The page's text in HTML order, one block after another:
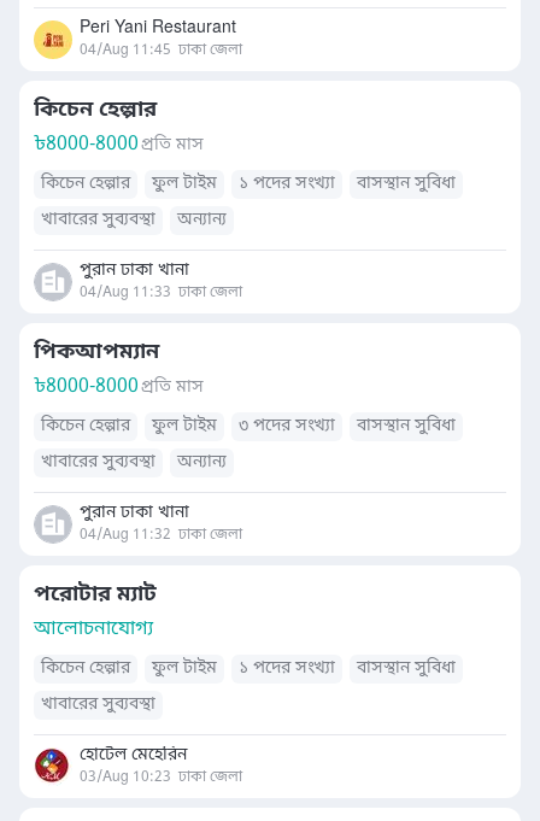
Peri Yani Restaurant
04/Aug 11:45 ঢাকা জেলা
কিচেন হেল্পার
৳8000-8000প্রতি মাস
কিচেন হেল্পার
ফুল টাইম ১ পদের সংখ্যা
বাসস্থান সুবিধা
খাবারের সুব্যবস্থা
অন্যান্য
পুরান ঢাকা খানা
04/Aug 11:33 ঢাকা জেলা
পিকআপম্যান
৳8000-8000প্রতি মাস
কিচেন হেল্পার
ফুল টাইম ৩ পদের সংখ্যা
বাসস্থান সুবিধা
খাবারের সুব্যবস্থা
অন্যান্য
পুরান ঢাকা খানা
04/Aug 11:32 ঢাকা জেলা
পরোটার ম্যাট
আলোচনাযোগ্য
কিচেন হেল্পার ফুল টাইম ১ পদের সংখ্যা
বাসস্থান সুবিধা
খাবারের সুব্যবস্থা
হোটেল মেহেরিন
03/Aug 10:23 ঢাকা জেলা